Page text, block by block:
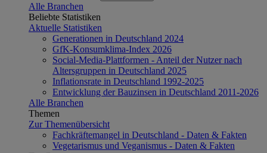
Alle Branchen
Beliebte Statistiken
Aktuelle Statistiken
Generationen in Deutschland 2024
GfK-Konsumklima-Index 2026
Social-Media-Plattformen - Anteil der Nutzer nach
Altersgruppen in Deutschland 2025
Inflationsrate in Deutschland 1992-2025
Entwicklung der Bauzinsen in Deutschland 2011-2026
Alle Branchen
Themen
Zur Themenübersicht
Fachkräftemangel in Deutschland - Daten & Fakten
Vegetarismus und Veganismus - Daten & Fakten